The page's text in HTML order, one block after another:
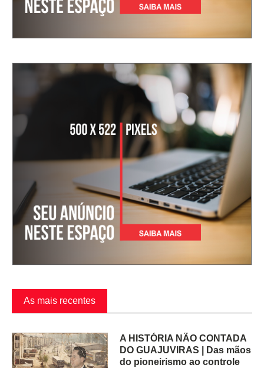
As mais recentes
A HISTÓRIA NÃO CONTADA
DO GUAJUVIRAS | Das mãos
do pioneirismo ao controle